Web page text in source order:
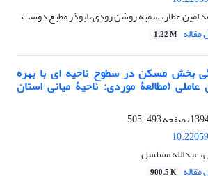
امین عطار، سمیه روشن رودی، ابوذر مطیع دوست
1.22 M
بخش مسکن در سطوح ناحیه ای با بهره
(مطالعۀ موردی: ناحیۀ میانی استان
493-505
عبدالله مسلسل
900.5 K